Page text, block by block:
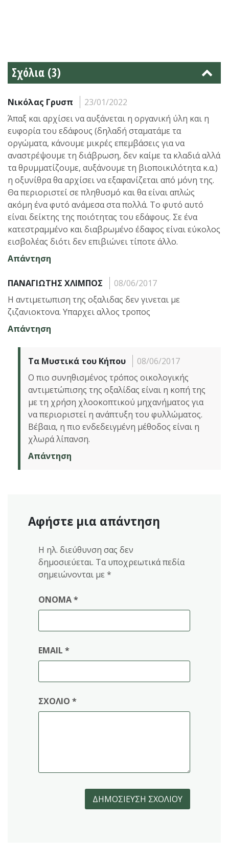
Σχόλια (3)
Νικόλας Γρυσπ
23/01/2022
Άπαξ και αρχίσει να αυξάνεται η οργανική ύλη και η
ευφορία του εδάφους (δηλαδή σταματάμε τα
οργώματα, κάνουμε μικρές επεμβάσεις για να
αναστρέψουμε τη διάβρωση, δεν καίμε τα κλαδιά αλλά
τα θρυμματίζουμε, αυξάνουμε τη βιοποικιλότητα κ.α.)
η οξυνίθρα θα αρχίσει να εξαφανίζεται από μόνη της.
Θα περιοριστεί σε πληθυσμό και θα είναι απλώς
ακόμη ένα φυτό ανάμεσα στα πολλά. Το φυτό αυτό
είναι δείκτης της ποιότητας του εδάφους. Σε ένα
κατεστραμμένο και διαβρωμένο έδαφος είναι εύκολος
εισβολέας διότι δεν επιβιώνει τίποτε άλλο.
Απάντηση
ΠΑΝΑΓΙΩΤΗΣ ΧΛΙΜΠΟΣ
08/06/2017
Η αντιμετωπιση της οξαλιδας δεν γινεται με
ζιζανιοκτονα. Υπαρχει αλλος τροπος
Απάντηση
Τα Μυστικά του Κήπου
08/06/2017
Ο πιο συνηθισμένος τρόπος οικολογικής
αντιμετώπισης της οξαλίδας είναι η κοπή της
με τη χρήση χλοοκοπτικού μηχανήματος για
να περιοριστεί η ανάπτυξη του φυλλώματος.
Βέβαια, η πιο ενδεδειγμένη μέθοδος είναι η
χλωρά λίπανση.
Απάντηση
Αφήστε μια απάντηση
Η ηλ. διεύθυνση σας δεν
δημοσιεύεται. Τα υποχρεωτικά πεδία
σημειώνονται με *
ΌΝΟΜΑ*
EMAIL *
ΣΧΌΛΙΟ *